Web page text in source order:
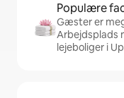
Populære
Gæster er
Arbejdsplads
lejeboliger i